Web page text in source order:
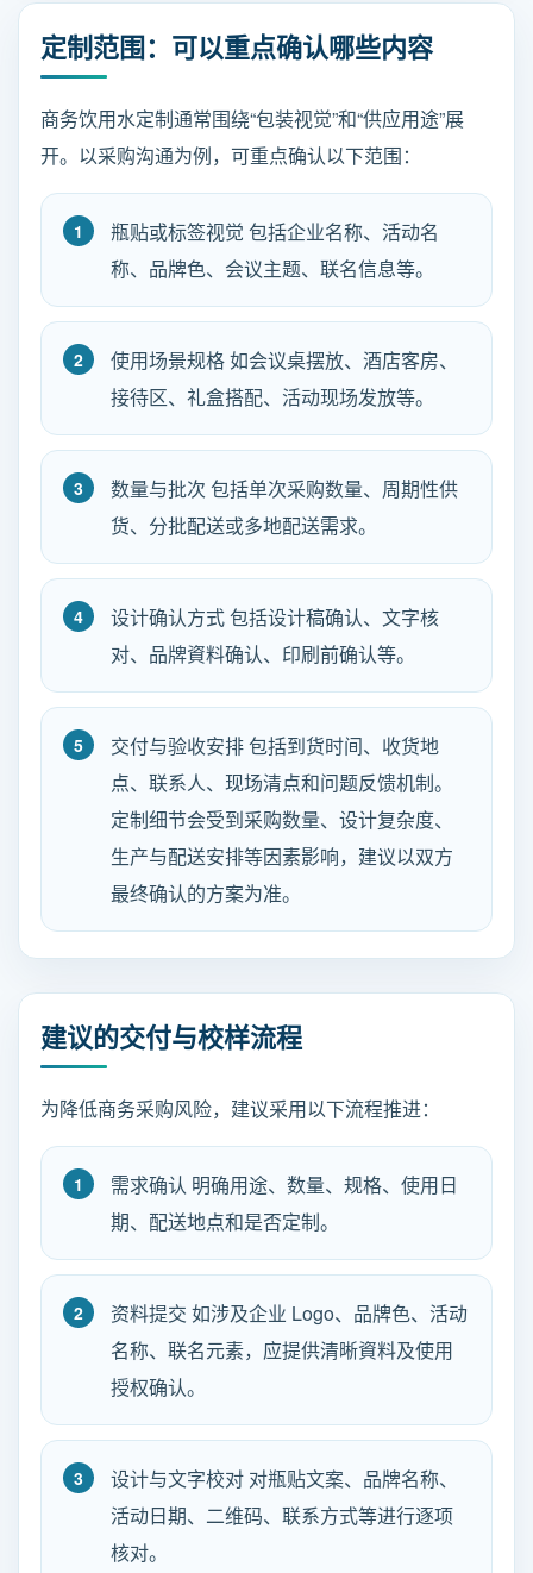
定制范围：可以重点确认哪些内容
商务饮用水定制通常围绕“包装视觉”和“供应用途”展
开。以采购沟通为例，可重点确认以下范围：
瓶贴或标签视觉 包括企业名称、活动名
称、品牌色、会议主题、联名信息等。
使用场景规格 如会议桌摆放、酒店客房、
接待区、礼盒搭配、活动现场发放等。
数量与批次 包括单次采购数量、周期性供
货、分批配送或多地配送需求。
设计确认方式 包括设计稿确认、文字核
对、品牌資料确认、印刷前确认等。
交付与验收安排 包括到货时间、收货地
点、联系人、现场清点和问题反馈机制。
定制细节会受到采购数量、设计复杂度、
生产与配送安排等因素影响，建议以双方
最终确认的方案为准。
建议的交付与校样流程
为降低商务采购风险，建议采用以下流程推进：
需求确认 明确用途、数量、规格、使用日
期、配送地点和是否定制。
资料提交 如涉及企业 Logo、品牌色、活动
名称、联名元素，应提供清晰資料及使用
授权确认。
设计与文字校对 对瓶贴文案、品牌名称、
活动日期、二维码、联系方式等进行逐项
核对。